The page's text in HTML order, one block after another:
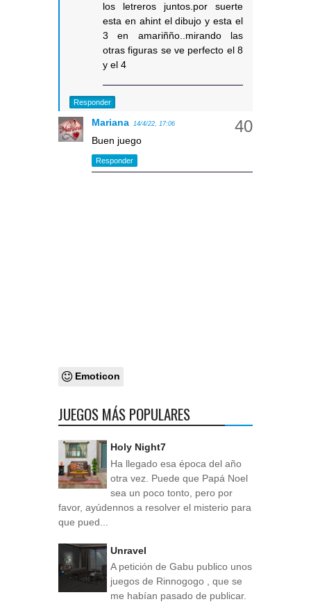
los letreros juntos.por suerte
esta en ahint el dibujo y esta el
3 en amariñño..mirando las
otras figuras se ve perfecto el 8
y el 4
Responder
Mariana 14/4/22, 17:06
Buen juego
Responder
Emoticon
JUEGOS MÁS POPULARES
Holy Night7
Ha llegado esa época del año
otra vez. Puede que Papá Noel
sea un poco tonto, pero por
favor, ayúdennos a resolver el misterio para
que pued...
Unravel
A petición de Gabu publico unos
juegos de Rinnogogo , que se
me habían pasado de publicar.